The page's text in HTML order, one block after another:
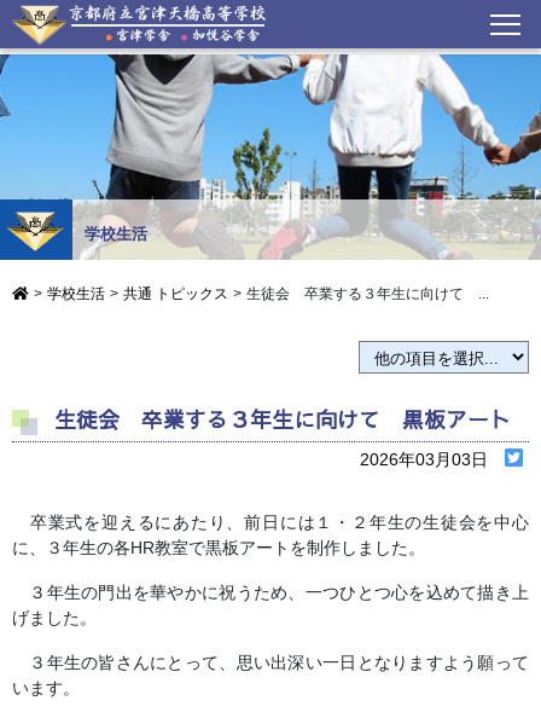
学校生活
> 学校生活 > 共通 トピックス > 生徒会 卒業する３年生に向けて ...
生徒会 卒業する３年生に向けて 黒板アート
2026年03月03日
卒業式を迎えるにあたり、前日には１・２年生の生徒会を中心
に、３年生の各HR教室で黒板アートを制作しました。
３年生の門出を華やかに祝うため、一つひとつ心を込めて描き上
げました。
３年生の皆さんにとって、思い出深い一日となりますよう願って
います。